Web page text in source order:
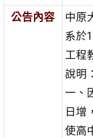
公告內容
中原
系於
工程
說明：
一、
日增
使高